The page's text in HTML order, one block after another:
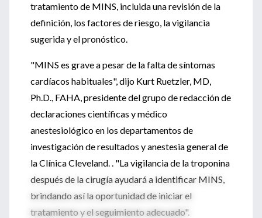
tratamiento de MINS, incluida una revisión de la
definición, los factores de riesgo, la vigilancia
sugerida y el pronóstico.
"MINS es grave a pesar de la falta de síntomas
cardíacos habituales", dijo Kurt Ruetzler, MD,
Ph.D., FAHA, presidente del grupo de redacción de
declaraciones científicas y médico
anestesiológico en los departamentos de
investigación de resultados y anestesia general de
la Clínica Cleveland. . "La vigilancia de la troponina
después de la cirugía ayudará a identificar MINS,
brindando así la oportunidad de iniciar el
tratamiento y el seguimiento adecuado".